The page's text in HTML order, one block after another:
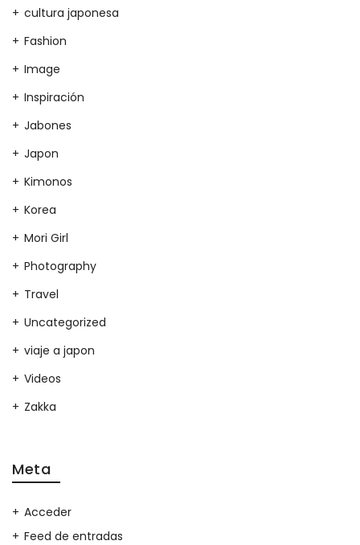
cultura japonesa
Fashion
Image
Inspiración
Jabones
Japon
Kimonos
Korea
Mori Girl
Photography
Travel
Uncategorized
viaje a japon
Videos
Zakka
Meta
Acceder
Feed de entradas